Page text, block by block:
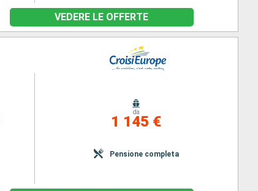
VEDERE LE OFFERTE
da
1 145 €
Pensione completa